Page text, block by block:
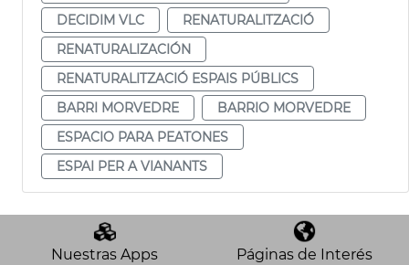
DECIDIM VLC
RENATURALITZACIÓ
RENATURALIZACIÓN
RENATURALITZACIÓ ESPAIS PÚBLICS
BARRI MORVEDRE
BARRIO MORVEDRE
ESPACIO PARA PEATONES
ESPAI PER A VIANANTS
Nuestras Apps Páginas de Interés